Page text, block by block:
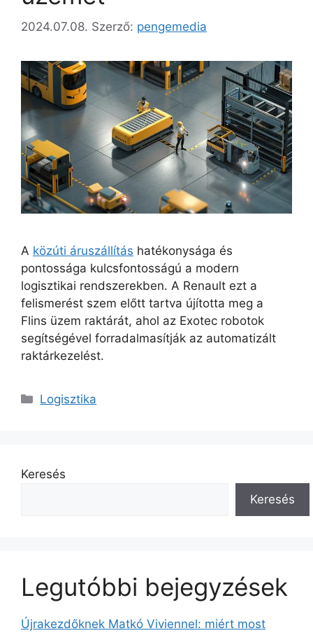
2024.07.08. Szerző: pengemedia
A közúti áruszállítás hatékonysága és
pontossága kulcsfontosságú a modern
logisztikai rendszerekben. A Renault ezt a
felismerést szem előtt tartva újította meg a
Flins üzem raktárát, ahol az Exotec robotok
segítségével forradalmasítják az automatizált
raktárkezelést.
Kategória
Logisztika
Keresés
Keresés
Legutóbbi bejegyzések
Újrakezdőknek Matkó Viviennel: miért most